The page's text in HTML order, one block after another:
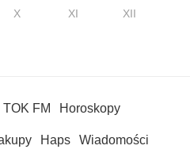
X XI XII
TOK FM Horoskopy
Haps Wiadomości